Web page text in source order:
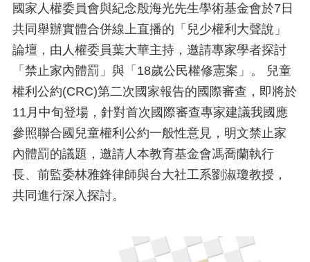
國家人權委員會與紀念殷海光先生學術基金會於7日
共同舉辦實體合併線上直播的「兒少權利大聲說」
論壇，由人權委員葉大華主持，邀請專家學者探討
「禁止家內體罰」與「18歲公民權修憲案」。 兒童
權利公約(CRC)第二次國家報告的國際審查，即將於
11月中旬登場，針對首次國際審查專家建議我國應
參照聯合國兒童權利公約一般性意見，明文禁止家
內體罰的議題，邀請人本教育基金會馮喬蘭執行
長、前監委林雅鋒律師與台大社工系劉淑瓊教授，
共同進行深入探討。